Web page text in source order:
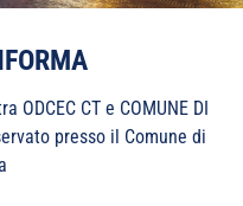
ODCEC CT e COMUNE DI
presso il Comune di